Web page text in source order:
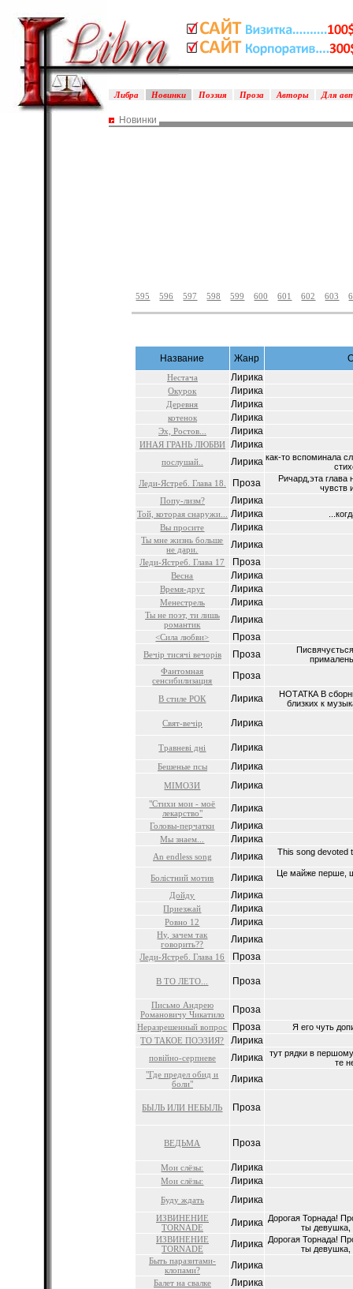
Либра Новинки Поэзия Проза Авторы Для
Новинки
595 596 597 598 599 600 601 602 603
Название Жанр
Нестача Лирика
Окурок Лирика
Деревня Лирика
котенок Лирика
Эх, Ростов... Лирика
ИНАЯ ГРАНЬ ЛЮБВИ Лирика
послушай.. Лирика как-то вспоминала
Леди-Ястреб. Глава 18.
Проза
Ричард,эта глава
чувств
Попу-лизм?
Лирика
Той, которая снаружи... Лирика
Вы просите
Лирика
Ты мне жизнь больше
не дари.
Лирика
Леди-Ястреб. Глава 17 Проза
Весна Лирика
Время-друг Лирика
Менестрель Лирика
Ты не поэт, ти лишь
романтик
Лирика
<Сила любви> Проза
Вечiр тисячi вечорiв Проза
Фантомная
сенсибилизация
Проза
В стиле РОК Лирика
НОТАТКА В
близких к
Свят-вечiр Лирика
Травневi днi Лирика
Бешеные псы Лирика
МIМОЗИ Лирика
"Стихи мои - моё
лекарство"
Лирика
Головы-перчатки Лирика
Мы знаем... Лирика
An endless song Лирика This song devoted
Болiстний мотив Лирика Це майже перше,
Дойду Лирика
Приезжай Лирика
Ровно 12 Лирика
Ну, зачем так
говорить??
Лирика
Леди-Ястреб. Глава 16 Проза
В ТО ЛЕТО... Проза
Письмо Андрею
Романовичу Чикатило
Проза
Неразрешенный вопрос Проза
Я его чуть
ТО ТАКОЕ ПОЭЗИЯ?
Лирика
повiйно-серпневе Лирика
тут рядки в
те
"Где предел обид и
боли"
Лирика
БЫЛЬ ИЛИ НЕБЫЛЬ Проза
ВЕДЬМА Проза
Мои слёзы: Лирика
Мои слёзы: Лирика
Буду ждать Лирика
ИЗВИНЕНИЕ
TORNADE
Лирика Дорогая Торнада!
ты девушка,
ИЗВИНЕНИЕ
TORNADE
Лирика Дорогая Торнада!
ты девушка,
Быть паразитами-
клопами?
Лирика
Балет на свалке Лирика